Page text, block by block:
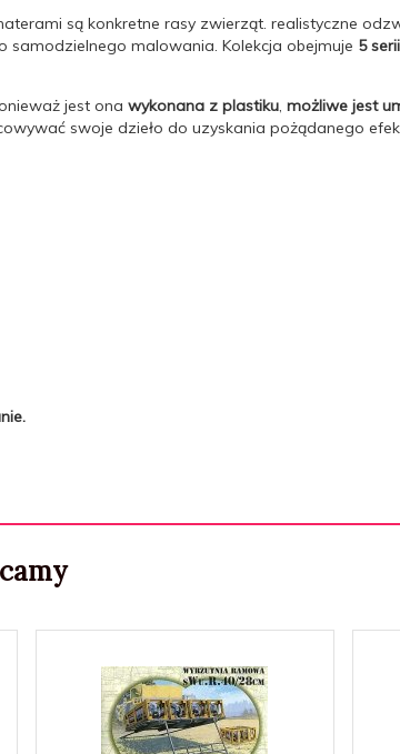
są konkretne rasy zwierząt. realistyczne
malowania. Kolekcja obejmuje 5
jest ona wykonana z plastiku, możliwe jest
swoje dzieło do uzyskania pożądanego